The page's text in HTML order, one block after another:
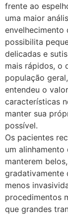
frente ao
uma maior
envelhecimento
possibilita
delicadas e
mais rápidos, o
população
entendeu o
características
manter sua
possível.
Os pacientes
um
manterem
gradativamente
menos
procedimentos
que grandes